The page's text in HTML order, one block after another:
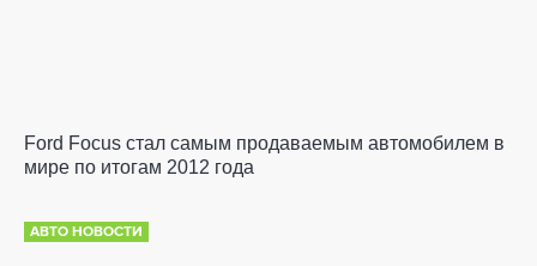
Ford Focus стал самым продаваемым автомобилем в
мире по итогам 2012 года
АВТО НОВОСТИ